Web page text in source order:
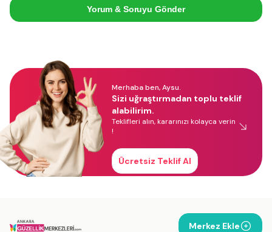
Yorum & Soruyu Gönder
Merhaba ben, Aysu.
Sizi uğraştırmadan toplu teklif
alabilirim.
Teklifleri alın, kararınızı kolayca verin
!
Ücretsiz Teklif Al
Merkez Ekle